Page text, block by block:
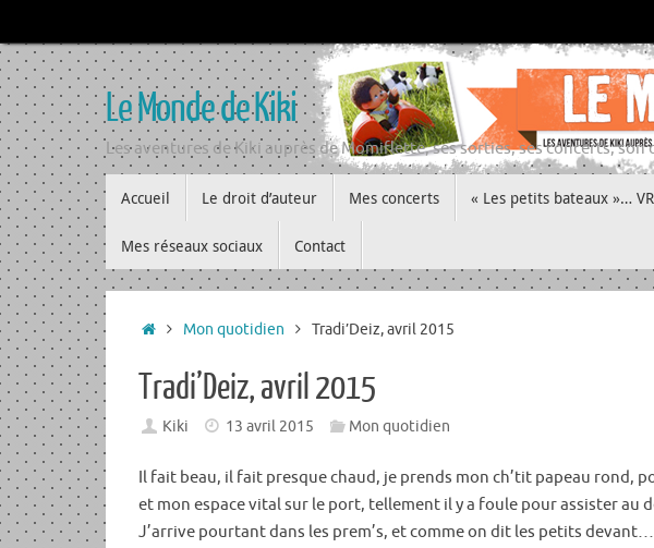
au
contenu
Le Monde de Kiki
Les aventures de Kiki auprès de Momiflette, ses sorties, ses concerts,
au
contenu
Accueil Le droit d’auteur Mes concerts « Les petits bateaux »…
Mes réseaux sociaux Contact
Accueil
Mon quotidien Tradi’Deiz, avril 2015
Tradi’Deiz, avril 2015
Kiki 13 avril 2015 Mon quotidien
Il fait beau, il fait presque chaud, je prends mon ch’tit papeau rond,
et mon espace vital sur le port, tellement il y a foule pour assister au
J’arrive pourtant dans les prem’s, et comme on dit les petits